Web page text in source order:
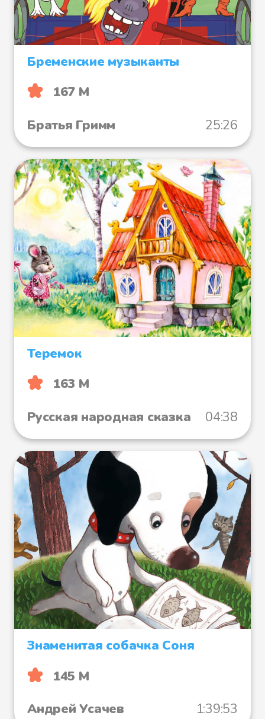
Бременские музыканты
167 М
Братья Гримм
25:26
Теремок
163 М
Русская народная сказка
04:38
Знаменитая собачка Соня
145 М
Андрей Усачев
1:39:53